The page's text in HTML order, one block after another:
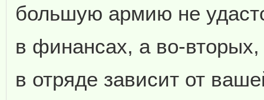
большую армию не
в финансах, а во-
в отряде зависит от